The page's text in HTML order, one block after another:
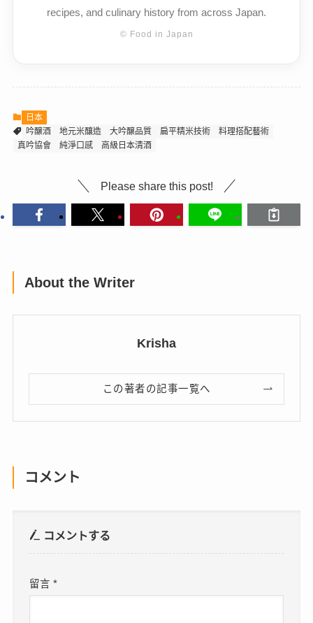
recipes, and culinary history from across Japan.
© Food in Japan
日本
吟醸酒
地元米釀造 大吟醸品質 扁平精米技術
料理搭配藝術
真吟協會
純淨口感 高級日本清酒
Please share this post!
About the Writer
Krisha
この著者の記事一覧へ
コメント
コメントする
留言*